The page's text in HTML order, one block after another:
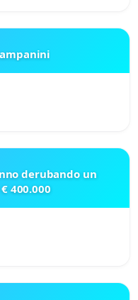
derubando un
400.000